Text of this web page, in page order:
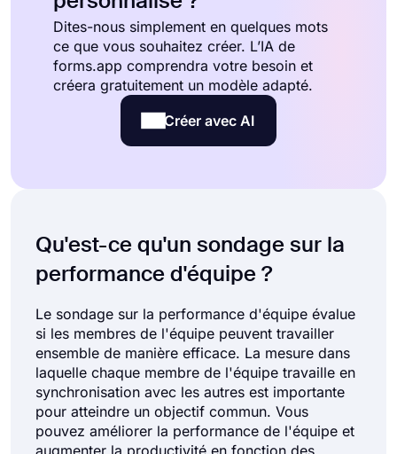
Dites-nous simplement en quelques mots
ce que vous souhaitez créer. L’IA de
forms.app comprendra votre besoin et
créera gratuitement un modèle adapté.
Créer avec AI
Qu'est-ce qu'un sondage sur la
performance d'équipe ?
Le sondage sur la performance d'équipe évalue
si les membres de l'équipe peuvent travailler
ensemble de manière efficace. La mesure dans
laquelle chaque membre de l'équipe travaille en
synchronisation avec les autres est importante
pour atteindre un objectif commun. Vous
pouvez améliorer la performance de l'équipe et